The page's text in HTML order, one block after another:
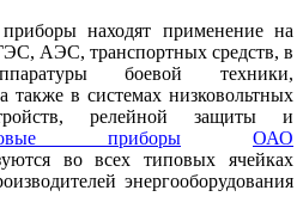
находят применение на
АЭС, транспортных средств, в
боевой техники,
также в системах низковольтных
релейной защиты и
приборы
ОАО
во всех типовых ячейках
энергооборудования